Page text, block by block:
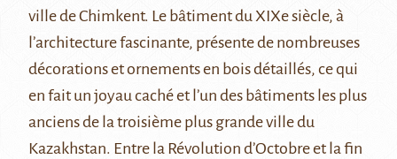
ville deChimkent. Le bâtiment du XIXe siècle, à
l’architecture fascinante, présente de nombreuses
décorations et ornements en bois détaillés, ce qui
en fait un joyau caché et l’un des bâtiments les plus
anciens de la troisième plus grande ville du
Kazakhstan. Entre la Révolution d’Octobre et la fin